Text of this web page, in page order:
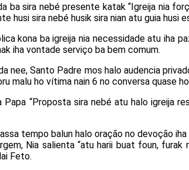
ba sira nebé presente katak “Igreija nia
husi sira nebé husik sira nian atu guia husi
kona ba igreija nia necessidade atu iha
iha vontade serviço ba bem comum.
nee, Santo Padre mos halo audencia
malu ho vítima nain 6 no conversa quase
Papa “Proposta sira nebé atu halo igreija
tempo balun halo oração no devoção
Nia salienta “atu harii buat foun,
Feto.